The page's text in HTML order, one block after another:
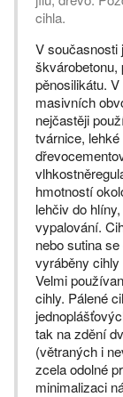
cihla.
V současnosti
škvárobetonu,
pěnosilikátu.
masivních
nejčastěji
tvárnice,
hmotností
lehčiv do
vypalování.
nebo sutina
vyráběny
Velmi
cihly. Pálené
tak na zdění
(větraných i
zcela odolné
minimalizaci